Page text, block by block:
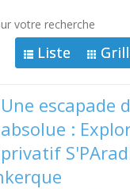
votre recherche
Liste
Une escapade
absolue :
privatif